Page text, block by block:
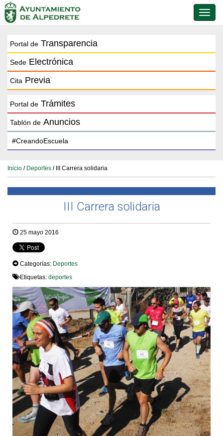
de
Portal de Transparencia
Sede Electrónica
Cita Previa
Portal de Trámites
Tablón de Anuncios
Inicio / Deportes / III Carrera solidaria
III Carrera solidaria
25 mayo 2016
Categorías: Deportes
Etiquetas: deportes